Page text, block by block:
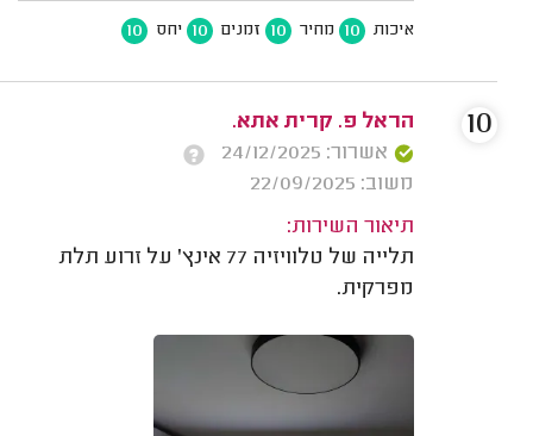
איכות 10 מחיר 10 זמנים 10 יחס 10
הראל פ. קרית אתא.
אשרור: 24/12/2025
משוב: 22/09/2025
תיאור השירות:
תלייה של טלוויזיה 77 אינץ' על זרוע תלת
מפרקית.
10